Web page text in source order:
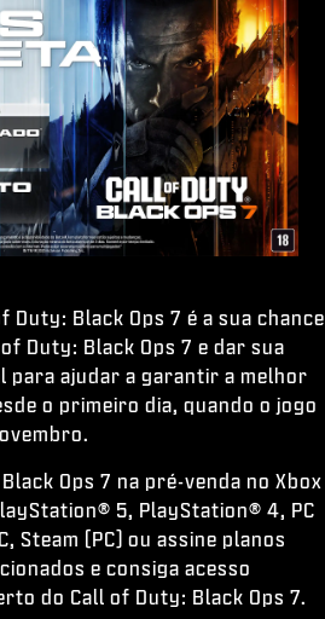
Duty: Black Ops 7 é a sua chance
Duty: Black Ops 7 e dar sua
para ajudar a garantir a melhor
o primeiro dia, quando o jogo
Ops 7 na pré-venda no Xbox
5, PlayStation® 4, PC
Steam (PC) ou assine planos
e consiga acesso
do Call of Duty: Black Ops 7.